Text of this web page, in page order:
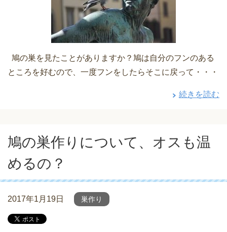
鳩の巣を見たことがありますか？鳩は自分のフンのある
ところを好むので、一度フンをしたらそこに戻って・・・
続きを読む
鳩の巣作りについて、オスも温
めるの？
2017年1月19日 巣作り